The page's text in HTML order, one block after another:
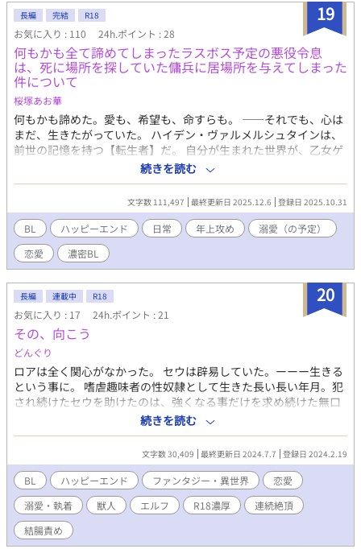
19
長編 完結 R18
お気に入り : 110 24h.ポイント : 28
何もかも全て諦めてしまったラスボス予定の悪役令息
は、死に場所を探していた傭兵に居場所を与えてしまった
件について
桜塚あお華
何もかも諦めた。愛も、希望も、命すらも。 ――それでも、心は
まだ、生きたがっていた。 ハイデン・ヴァルメルシュタインは、
前世の記憶を持つ【転生者】だ。 自分が生まれた世界が、乙女ゲ
ーム『月下の誓い』の舞台であることを知り、やがて「破滅する
悪役令息」という運命を受け入れていた。 貴族社会からは距離を
置き、屋敷の一室で引きこもるように生きる日々。そんな彼の前
にある日、ひとりの傭兵が現れる。 「ここで死んでも、誰にも見
つからねぇかと思ってな」 そう言って離れに住みついたその男
――名も知らぬ傭兵は、毎日、無言で食事を置いていく。 ハイデ
ンはその素朴な味に、いつしか心と身体が反応していることに気
づく。 互いに死に場所を探していたふたり。 その静かな日常の中
で、少しずつ言葉が、温もりが、感情が芽生えていく。 しかし、
運命は安穏を許さない。 過去のゲームシナリオ通り、王都ではハ
イデンにとっては【破滅】としての物語が動き始める。 異母兄ア
ゼルは政略のためにハイデンを再び駒にしようと動き、本来の
【ヒロイン】であるリリアは、理想の正義をかざして彼を排除し
ようとする。 だがハイデンはもう、ただの【登場人物】ではいら
れない。 傍にいてくれた名も知らぬ男と共に、自らの意思でこの
世界を歩むと決めたのだから。 ――これは、「終わり」が定めら
れた者が、 「生きたい」と願ったときに始まる、運命の書き換え
続きを読む
文字数 111,497 最終更新日 2025.12.6 登録日 2025.10.31
BL ハッピーエンド 日常 年上攻め
溺愛（の予定）
恋愛
濃密BL
20
長編 連載中 R18
お気に入り : 17 24h.ポイント : 21
その、向こう
どんぐり
ロアは全く関心がなかった。 セウは辟易していた。ーーー生きる
という事に。 嗜虐趣味者の性奴隷として生きた長い長い年月。犯
され続けたセウを助けたのは、強くなる事だけを求め続けた無口
で無関心で無愛想な男だった。二人の間に生まれた少しの独占欲
と依存、そしてその後。 愛を知るも、すれ違い、過去に翻弄され
る2人が、奇跡など一つもない世界で幸せになろうともがく。 寡
黙強引混血獣人傭兵攻め、顰め面性奴隷美人エルフ受け。 R18濃
厚 予告無く性描写や残酷な表現有り。 ハッピーエンド。 濃厚な
性描写…※（固定:強面傭兵×美形エルフ） 残酷な描写…※※（凌
辱モブ絡み等）
続きを読む
文字数 30,409 最終更新日 2024.7.7 登録日 2024.2.19
BL ハッピーエンド ファンタジー・異世界
恋愛
溺愛・執着
獣人 エルフ R18濃厚
連続絶頂
結腸責め